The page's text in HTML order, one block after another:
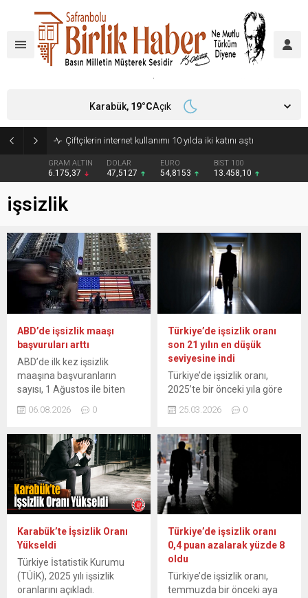
Çiftçilerin internet kullanımı 10 yılda iki katını aştı
GRAM ALTIN
6.175,37
DOLAR
47,5127
EURO
54,8153
BIST 100
13.458,10
Karabük, 19°CAçık
işsizlik
ABD’de işsizlik maaşı
başvuruları arttı
ABD’de ilk kez işsizlik
maaşına başvuranların
sayısı, 1 Ağustos ile biten
karşın piyasa beklentisinin
Çalışma Bakanlığı, işsizlik
maaşı başvurularına ilişkin
haftalık verileri açıkladı.
Buna göre, ülkede ilk kez
işsizlik maaşı başvurusu
yapanların sayısı 1 Ağustos
ile biten haftada önceki
haftaya kıyasla 1000 kişi...
06.08.2026 0
Türkiye’de işsizlik oranı
son 21 yılın en düşük
seviyesine indi
Türkiye’de işsizlik oranı,
2025’te bir önceki yıla göre
8,3’e geriledi. Türkiye
geçen yıla ilişkin iş gücü
istatistiklerini açıkladı. Buna
göre, ülke genelinde işsiz
sayısı geçen yıl 2024’e
kıyasla, 147 bin kişi azalarak
2 milyon 966 bin kişi oldu.
İşsizlik oranı, geçen yıl bir...
25.03.2026 0
Karabük’te İşsizlik Oranı
Yükseldi
Türkiye İstatistik Kurumu
(TÜİK), 2025 yılı işsizlik
oranlarını açıkladı.
Türkiye’de işsizlik oranı
0,4 puan azalarak yüzde 8
oldu
Türkiye’de işsizlik oranı,
temmuzda bir önceki aya